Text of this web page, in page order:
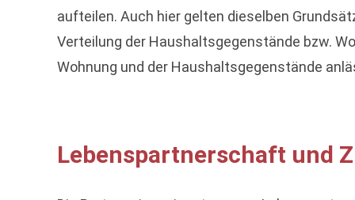
aufteilen. Auch hier gelten dieselben
Verteilung der Haushaltsgegenstände bzw.
Wohnung und der Haushaltsgegenstände
Lebenspartnerschaft und